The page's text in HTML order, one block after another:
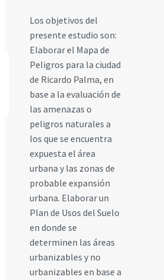
Los objetivos del
presente estudio son:
Elaborar el Mapa de
Peligros para la ciudad
de Ricardo Palma, en
base a la evaluación de
las amenazas o
peligros naturales a
los que se encuentra
expuesta el área
urbana y las zonas de
probable expansión
urbana. Elaborar un
Plan de Usos del Suelo
en donde se
determinen las áreas
urbanizables y no
urbanizables en base a